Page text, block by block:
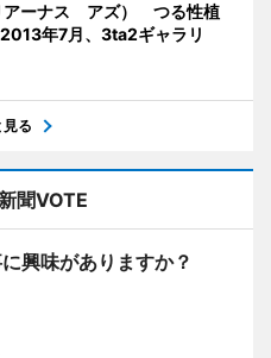
アーナス アズ） つる性植
年7月、3ta2ギャラリ
見る
聞VOTE
興味がありますか？